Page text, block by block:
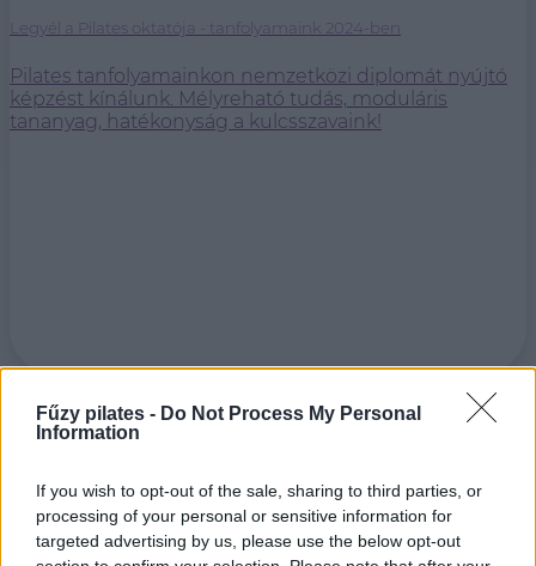
Fűzy pilates - Do Not Process My Personal
Information
If you wish to opt-out of the sale, sharing to third parties, or
processing of your personal or sensitive information for
targeted advertising by us, please use the below opt-out
Legyél a Pilates oktatója - tanfolyamaink 2024-ben
Pilates tanfolyamainkon nemzetközi diplomát nyújtó
képzést kínálunk. Mélyreható tudás, moduláris
tananyag, hatékonyság a kulcsszavaink!